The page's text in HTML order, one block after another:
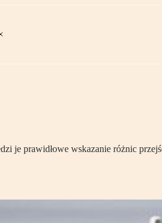
je prawidłowe wskazanie różnic